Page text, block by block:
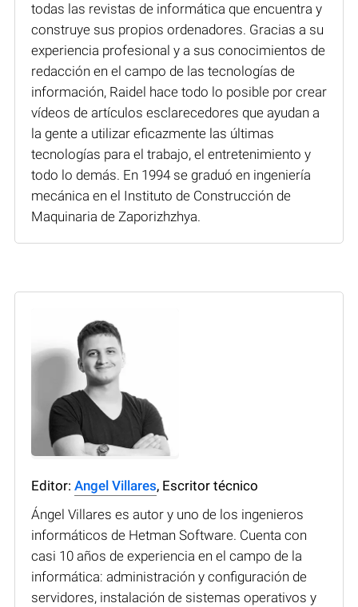
todas las revistas de informática que encuentra y
construye sus propios ordenadores. Gracias a su
experiencia profesional y a sus conocimientos de
redacción en el campo de las tecnologías de
información, Raidel hace todo lo posible por crear
vídeos de artículos esclarecedores que ayudan a
la gente a utilizar eficazmente las últimas
tecnologías para el trabajo, el entretenimiento y
todo lo demás. En 1994 se graduó en ingeniería
mecánica en el Instituto de Construcción de
Maquinaria de Zaporizhzhya.
Editor: Angel Villares, Escritor técnico
Ángel Villares es autor y uno de los ingenieros
informáticos de Hetman Software. Cuenta con
casi 10 años de experiencia en el campo de la
informática: administración y configuración de
servidores, instalación de sistemas operativos y